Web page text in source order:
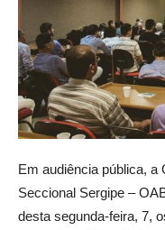
Em audiência pública, a
Seccional Sergipe –
desta segunda-feira, 7,